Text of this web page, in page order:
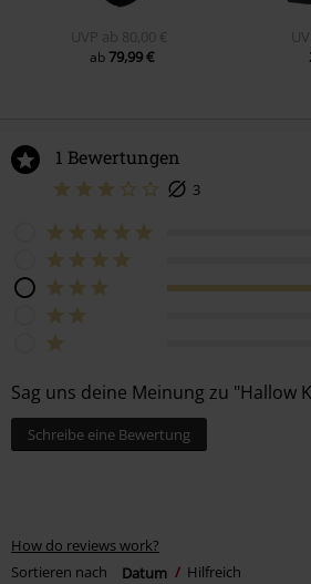
UVP ab 80,00 €
ab79,99 €
1 Bewertungen
3
Sag uns deine Meinung zu "Hallow
Schreibe eine Bewertung
How do reviews work?
Sortieren nach
Datum Hilfreich